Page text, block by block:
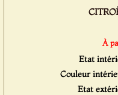
À
Etat
Couleur
Etat